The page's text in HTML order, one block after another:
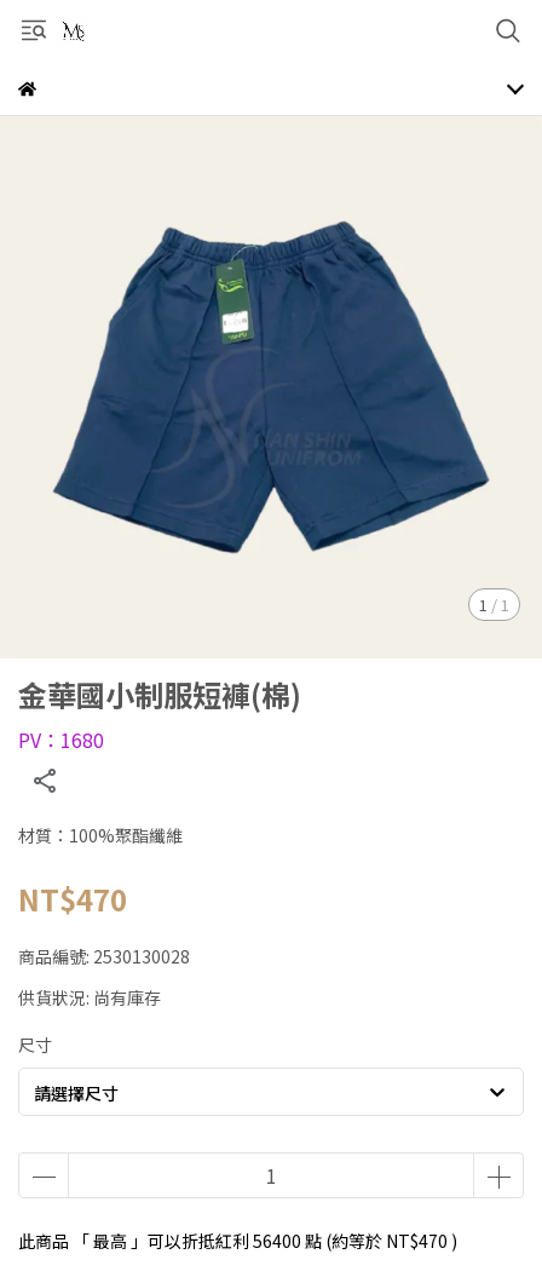
1 / 1
金華國小制服短褲(棉)
PV：1680
材質：100%聚酯纖維
NT$470
商品編號: 2530130028
供貨狀況: 尚有庫存
尺寸
請選擇尺寸
此商品 「 最高 」可以折抵紅利 56400 點 (約等於 NT$470 )